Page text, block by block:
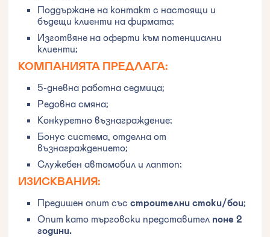
Поддържане на контакт с настоящи и
бъдещи клиенти на фирмата;
Изготвяне на оферти към потенциални
клиенти;
‍КОМПАНИЯТА ПРЕДЛАГА:
5-дневна работна седмица;
Редовна смяна;
Конкуретно възнаграждение;
Бонус система, отделна от
възнаграждението;
Служебен автомобил и лаптоп;
‍ИЗИСКВАНИЯ:
Предишен опит със строителни стоки/бои;
Опит като търговски представител поне 2
години.